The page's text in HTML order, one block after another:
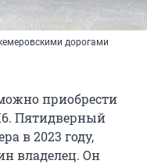
дорогами
приобрести
Пятидверный
в 2023 году,
владелец. Он